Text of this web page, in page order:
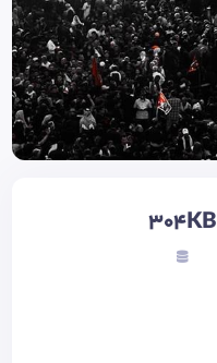
304KB